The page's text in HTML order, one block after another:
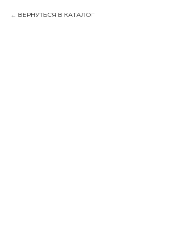
ВЕРНУТЬСЯ В КАТАЛОГ